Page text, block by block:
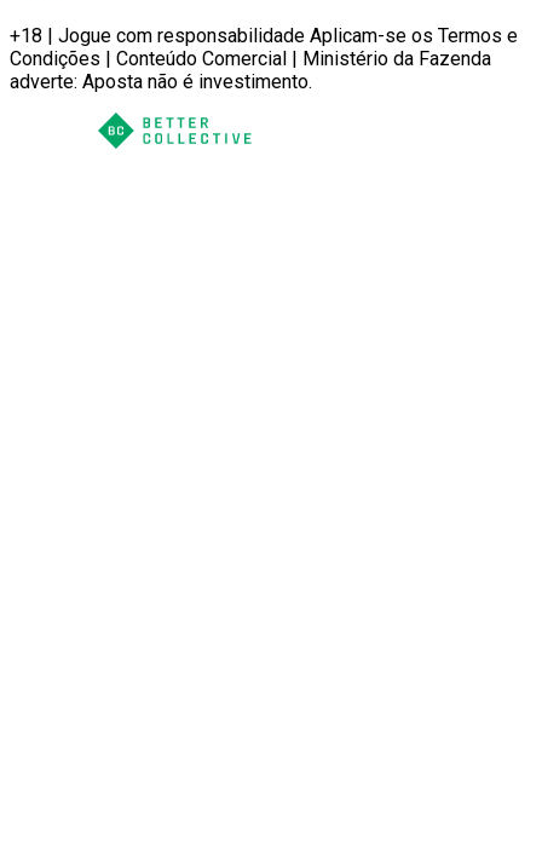
+18 | Jogue com responsabilidade Aplicam-se os Termos e
Condições | Conteúdo Comercial | Ministério da Fazenda
adverte: Aposta não é investimento.